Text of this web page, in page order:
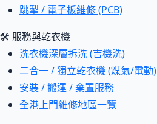
跳掣 / 電子板維修 (PCB)
🛠 服務與乾衣機
洗衣機深層拆洗 (吉機洗)
二合一 / 獨立乾衣機 (煤氣/電動)
安裝 / 搬運 / 棄置服務
全港上門維修地區一覽